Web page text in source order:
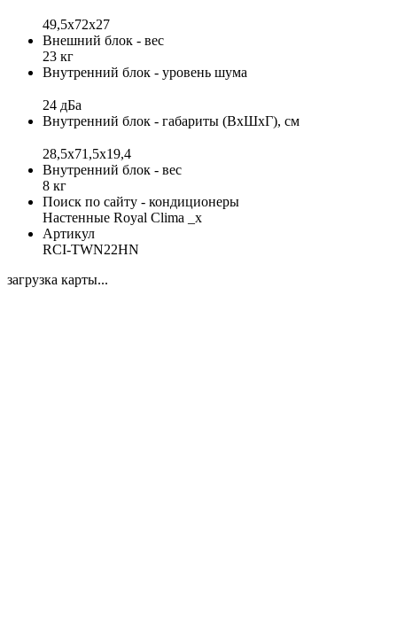
49,5х72х27
Внешний блок - вес
23 кг
Внутренний блок - уровень шума
24 дБа
Внутренний блок - габариты (ВхШхГ), см
28,5x71,5x19,4
Внутренний блок - вес
8 кг
Поиск по сайту - кондиционеры
Настенные Royal Clima _x
Артикул
RCI-TWN22HN
загрузка карты...